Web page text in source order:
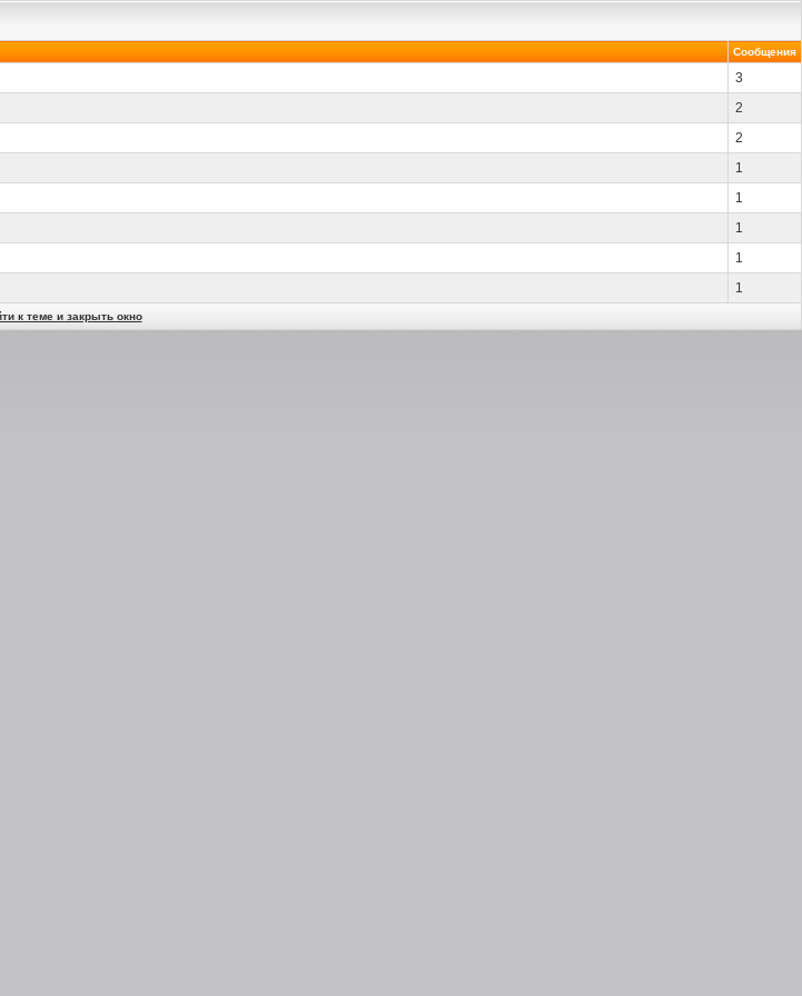
Сообщения
3
2
2
1
1
1
1
1
к теме и закрыть окно